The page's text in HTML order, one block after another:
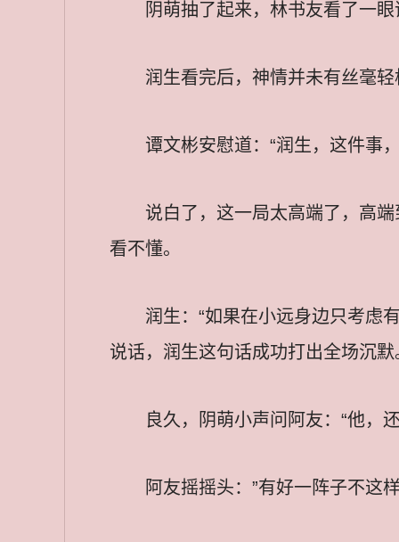
阴萌抽了起来，林书友看了一
润生看完后，神情并未有丝毫
谭文彬安慰道：“润生，这件事
说白了，这一局太高端了，高
看不懂。
润生：“如果在小远身边只考虑
说话，润生这句话成功打出全场沉默
良久，阴萌小声问阿友：“他，
阿友摇摇头：”有好一阵子不这